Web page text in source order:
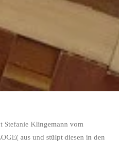
Stefanie Klingemann vom
aus und stülpt diesen in den